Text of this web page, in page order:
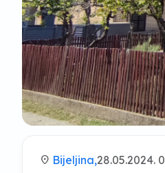
location_on Bijeljina,28.05.2024.